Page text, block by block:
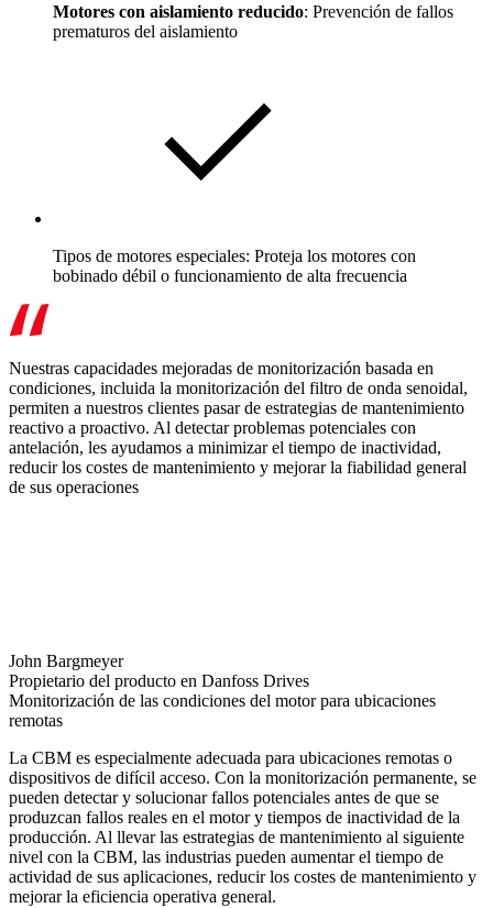
Motores con aislamiento reducido: Prevención de fallos
prematuros del aislamiento
Tipos de motores especiales: Proteja los motores con
bobinado débil o funcionamiento de alta frecuencia
Nuestras capacidades mejoradas de monitorización basada en
condiciones, incluida la monitorización del filtro de onda senoidal,
permiten a nuestros clientes pasar de estrategias de mantenimiento
reactivo a proactivo. Al detectar problemas potenciales con
antelación, les ayudamos a minimizar el tiempo de inactividad,
reducir los costes de mantenimiento y mejorar la fiabilidad general
de sus operaciones
John Bargmeyer
Propietario del producto en Danfoss Drives
Monitorización de las condiciones del motor para ubicaciones
remotas
La CBM es especialmente adecuada para ubicaciones remotas o
dispositivos de difícil acceso. Con la monitorización permanente, se
pueden detectar y solucionar fallos potenciales antes de que se
produzcan fallos reales en el motor y tiempos de inactividad de la
producción. Al llevar las estrategias de mantenimiento al siguiente
nivel con la CBM, las industrias pueden aumentar el tiempo de
actividad de sus aplicaciones, reducir los costes de mantenimiento y
mejorar la eficiencia operativa general.